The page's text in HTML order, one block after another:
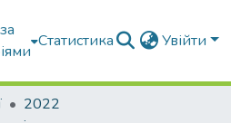
Статистика Увійти
2022